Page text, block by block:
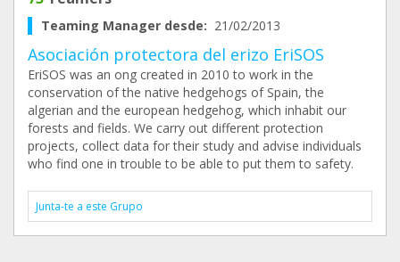
Teaming Manager desde: 21/02/2013
Asociación protectora del erizo EriSOS
EriSOS was an ong created in 2010 to work in the
conservation of the native hedgehogs of Spain, the
algerian and the european hedgehog, which inhabit our
forests and fields. We carry out different protection
projects, collect data for their study and advise individuals
who find one in trouble to be able to put them to safety.
Junta-te a este Grupo